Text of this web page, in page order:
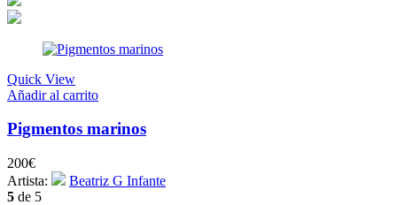
Quick View
Añadir al carrito
Pigmentos marinos
200€
Artista:
Beatriz G Infante
5 de 5